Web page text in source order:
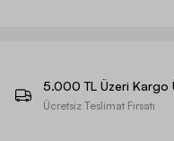
5.000 TL Üzeri Kargo
Ücretsiz Teslimat Fırsatı